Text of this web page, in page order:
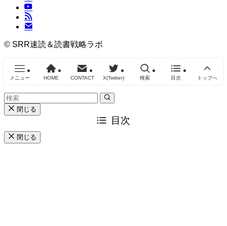
© SRR速読＆読書戦略ラボ
メニュー HOME CONTACT X(Twitter) 検索 目次 トップへ
閉じる
目次
閉じる